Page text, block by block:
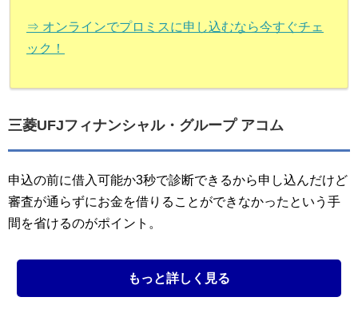
⇒ オンラインでプロミスに申し込むなら今すぐチェ
ック！
三菱UFJフィナンシャル・グループ アコム
申込の前に借入可能か3秒で診断できるから申し込んだけど
審査が通らずにお金を借りることができなかったという手
間を省けるのがポイント。
もっと詳しく見る